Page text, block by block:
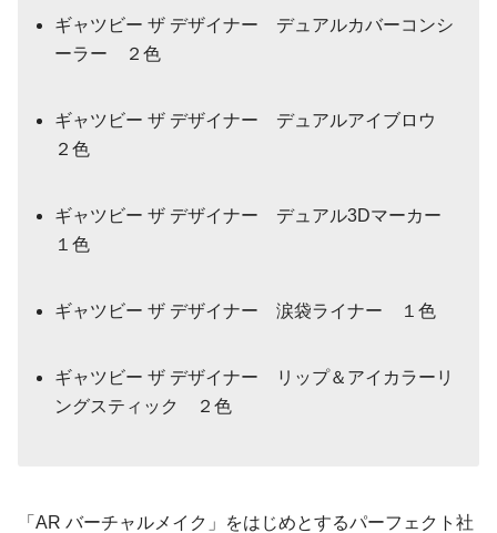
ギャツビー ザ デザイナー デュアルカバーコンシ
ーラー ２色
ギャツビー ザ デザイナー デュアルアイブロウ
２色
ギャツビー ザ デザイナー デュアル3Dマーカー
１色
ギャツビー ザ デザイナー 涙袋ライナー １色
ギャツビー ザ デザイナー リップ＆アイカラーリ
ングスティック ２色
「AR バーチャルメイク」をはじめとするパーフェクト社